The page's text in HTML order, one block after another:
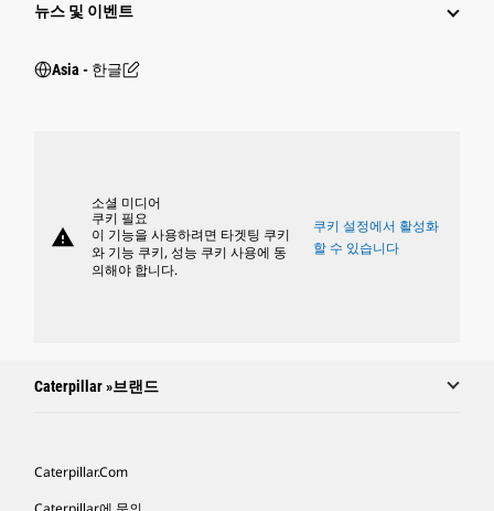
뉴스 및 이벤트
Asia - 한글
warning
소셜 미디어
쿠키 필요
이 기능을 사용하려면 타겟팅 쿠키
와 기능 쿠키, 성능 쿠키 사용에 동
의해야 합니다.
쿠키 설정에서 활성화
할 수 있습니다
Caterpillar »브랜드
Caterpillar.com